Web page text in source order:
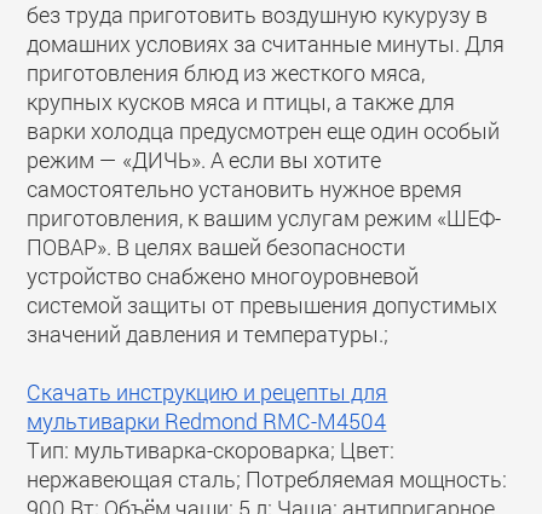
без труда приготовить воздушную кукурузу в
домашних условиях за считанные минуты. Для
приготовления блюд из жесткого мяса,
крупных кусков мяса и птицы, а также для
варки холодца предусмотрен еще один особый
режим — «ДИЧЬ». А если вы хотите
самостоятельно установить нужное время
приготовления, к вашим услугам режим «ШЕФ-
ПОВАР». В целях вашей безопасности
устройство снабжено многоуровневой
системой защиты от превышения допустимых
значений давления и температуры.;
Скачать инструкцию и рецепты для
мультиварки Redmond RMC-M4504
Тип: мультиварка-скороварка; Цвет:
нержавеющая сталь; Потребляемая мощность: